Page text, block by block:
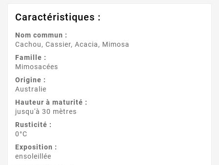
Caractéristiques :
Nom commun :
Cachou, Cassier, Acacia, Mimosa
Famille :
Mimosacées
Origine :
Australie
Hauteur à maturité :
jusqu'à 30 mètres
Rusticité :
0°C
Exposition :
ensoleillée